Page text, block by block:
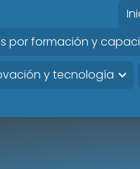
por formación y
y tecnología